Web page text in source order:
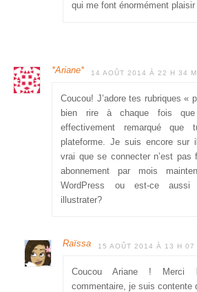
qui me font énormément plaisir
*Ariane* 14 AOÛT 2014 À 22 H 34
Coucou! J’adore tes rubriques «
bien rire à chaque fois
effectivement remarqué
plateforme. Je suis encore sur
vrai que se connecter n’est pas
abonnement par mois
WordPress ou est-ce
illustrater?
Raïssa 15 AOÛT 2014 À 13 H 07
Coucou Ariane ! Merci
commentaire, je suis contente